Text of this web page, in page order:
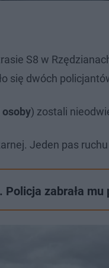
S8 w
się dwóch
osoby) zostali
Jeden pas
zabrała mu